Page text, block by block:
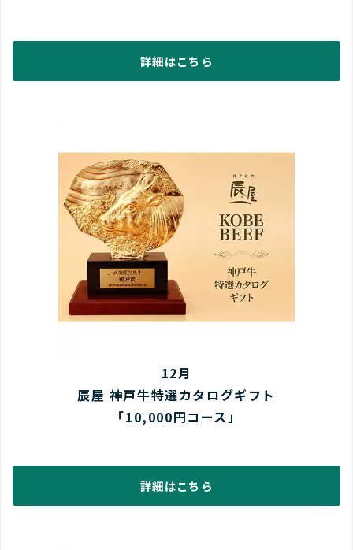
詳細はこちら
12月
辰屋 神戸牛特選カタログギフト
「10,000円コース」
詳細はこちら